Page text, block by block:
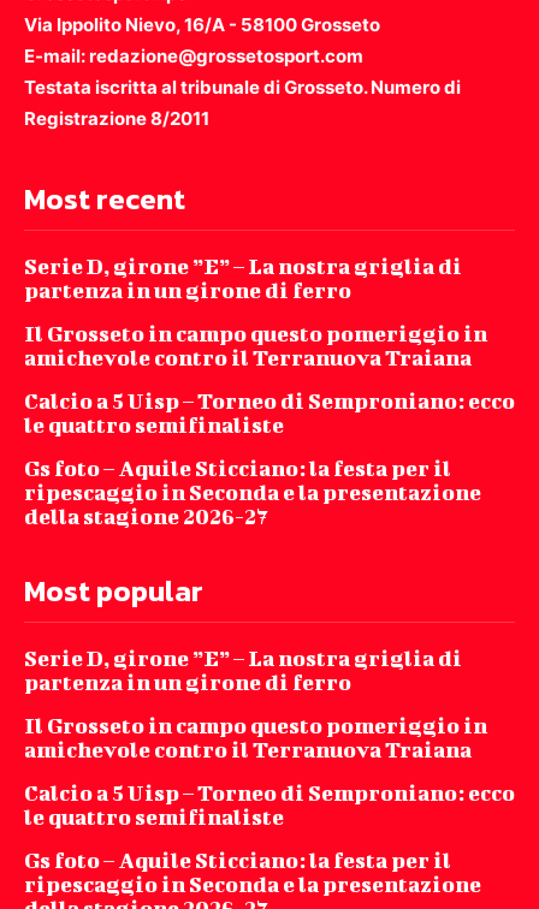
Via Ippolito Nievo, 16/A - 58100 Grosseto
E-mail: redazione@grossetosport.com
Testata iscritta al tribunale di Grosseto. Numero di
Registrazione 8/2011
Most recent
Serie D, girone ”E” – La nostra griglia di
partenza in un girone di ferro
Il Grosseto in campo questo pomeriggio in
amichevole contro il Terranuova Traiana
Calcio a 5 Uisp – Torneo di Semproniano: ecco
le quattro semifinaliste
Gs foto – Aquile Sticciano: la festa per il
ripescaggio in Seconda e la presentazione
della stagione 2026-27
Most popular
Serie D, girone ”E” – La nostra griglia di
partenza in un girone di ferro
Il Grosseto in campo questo pomeriggio in
amichevole contro il Terranuova Traiana
Calcio a 5 Uisp – Torneo di Semproniano: ecco
le quattro semifinaliste
Gs foto – Aquile Sticciano: la festa per il
ripescaggio in Seconda e la presentazione